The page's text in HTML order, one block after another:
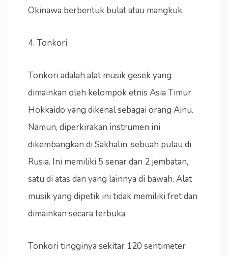
Okinawa berbentuk bulat atau mangkuk.
4. Tonkori
Tonkori adalah alat musik gesek yang
dimainkan oleh kelompok etnis Asia Timur
Hokkaido yang dikenal sebagai orang Ainu.
Namun, diperkirakan instrumen ini
dikembangkan di Sakhalin, sebuah pulau di
Rusia. Ini memiliki 5 senar dan 2 jembatan,
satu di atas dan yang lainnya di bawah. Alat
musik yang dipetik ini tidak memiliki fret dan
dimainkan secara terbuka.
Tonkori tingginya sekitar 120 sentimeter